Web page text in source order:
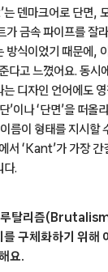
는 덴마크어로 단면,
가 금속 파이프를 잘
방식이었기 때문에,
다고 느꼈어요. 동시
디자인 언어에도
’이나 ‘단면’을 떠올
름이 형태를 지시할
서 ‘Kant’가 가장
다.
루탈리즘
구체화하기 위해
요.